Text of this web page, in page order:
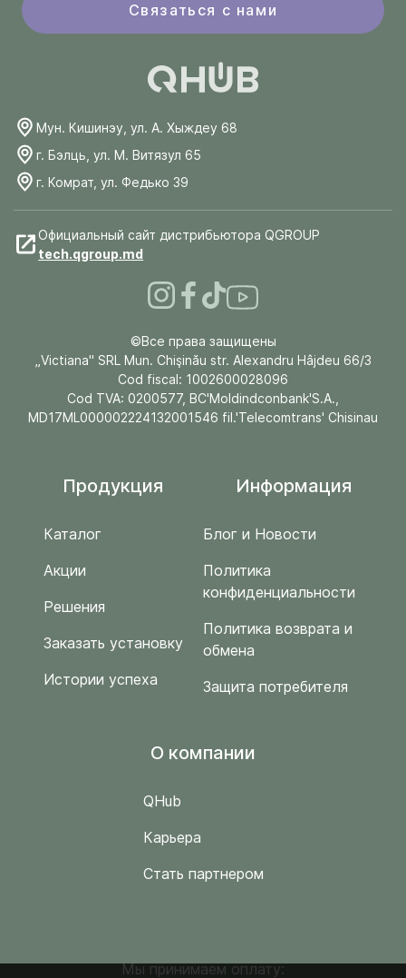
Связаться с нами
Мун. Кишинэу, ул. А. Хыждеу 68
г. Бэлць, ул. М. Витязул 65
г. Комрат, ул. Федько 39
Официальный сайт дистрибьютора QGROUP
tech.qgroup.md
©Все права защищены
„Victiana" SRL Mun. Chişinău str. Alexandru Hâjdeu 66/3
Cod fiscal: 1002600028096
Cod TVA: 0200577, BC'Moldindconbank'S.A.,
MD17ML000002224132001546 fil.'Telecomtrans' Chisinau
Продукция
Каталог
Акции
Решения
Заказать установку
Истории успеха
Информация
Блог и Новости
Политика
конфиденциальности
Политика возврата и
обмена
Защита потребителя
O компании
QHub
Карьера
Стать партнером
Мы принимаем оплату: